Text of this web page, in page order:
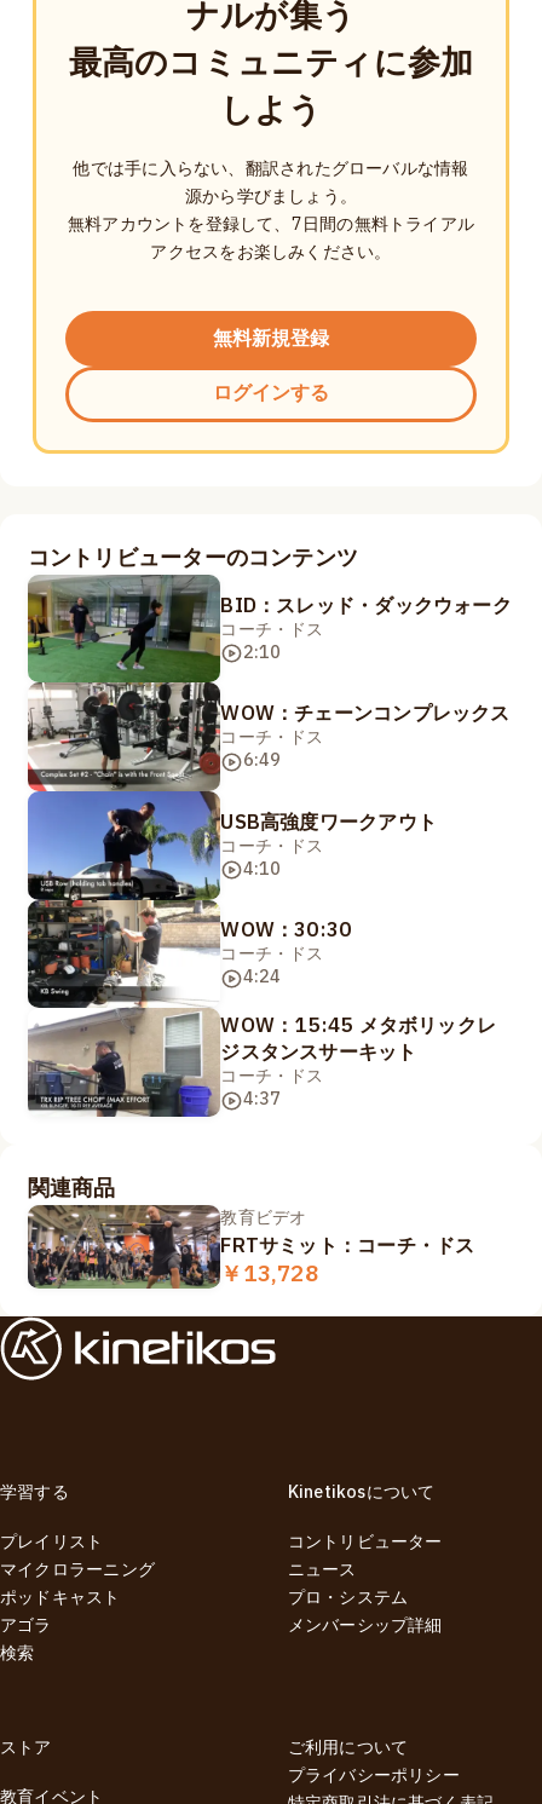
ナルが集う
最高のコミュニティに参加
しよう
他では手に入らない、翻訳されたグローバルな情報
源から学びましょう。
無料アカウントを登録して、7日間の無料トライアル
アクセスをお楽しみください。
無料新規登録
ログインする
コントリビューターのコンテンツ
BID：スレッド・ダックウォーク
コーチ・ドス
2:10
WOW：チェーンコンプレックス
コーチ・ドス
6:49
USB高強度ワークアウト
コーチ・ドス
4:10
WOW：30:30
コーチ・ドス
4:24
WOW：15:45 メタボリックレ
ジスタンスサーキット
コーチ・ドス
4:37
関連商品
教育ビデオ
FRTサミット：コーチ・ドス
￥13,728
学習する
プレイリスト
マイクロラーニング
ポッドキャスト
アゴラ
検索
Kinetikosについて
コントリビューター
ニュース
プロ・システム
メンバーシップ詳細
ストア
教育イベント
ご利用について
プライバシーポリシー